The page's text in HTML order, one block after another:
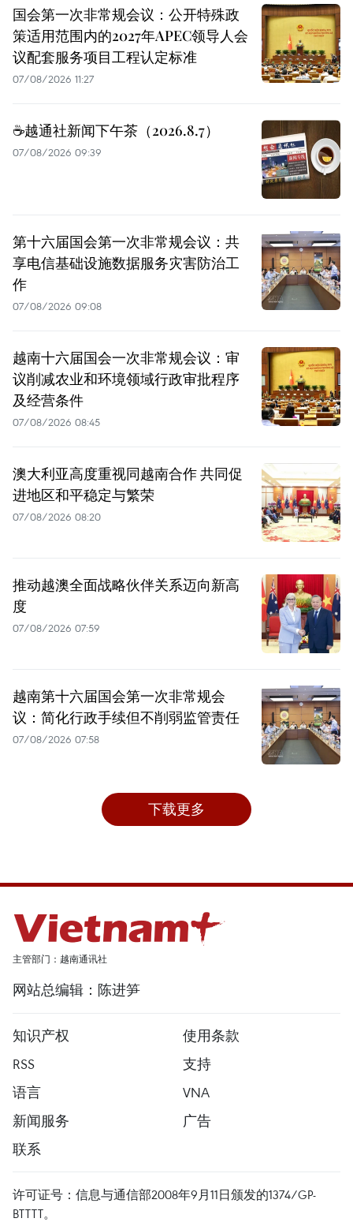
国会第一次非常规会议：公开特殊政
策适用范围内的2027年APEC领导人会
议配套服务项目工程认定标准
07/08/2026 11:27
☕️越通社新闻下午茶（2026.8.7）
07/08/2026 09:39
第十六届国会第一次非常规会议：共
享电信基础设施数据服务灾害防治工
作
07/08/2026 09:08
越南十六届国会一次非常规会议：审
议削减农业和环境领域行政审批程序
及经营条件
07/08/2026 08:45
澳大利亚高度重视同越南合作 共同促
进地区和平稳定与繁荣
07/08/2026 08:20
推动越澳全面战略伙伴关系迈向新高
度
07/08/2026 07:59
越南第十六届国会第一次非常规会
议：简化行政手续但不削弱监管责任
07/08/2026 07:58
下载更多
主管部门：越南通讯社
网站总编辑：陈进笋
知识产权
使用条款
RSS
支持
语言
VNA
新闻服务
广告
联系
许可证号：信息与通信部2008年9月11日颁发的1374/GP-
BTTTT。